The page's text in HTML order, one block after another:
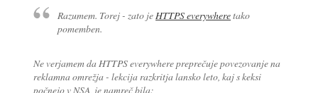
Razumem. Torej - zato jeHTTPS everywheretako
pomemben.
Ne verjamem da HTTPS everywhere preprečuje povezovanje na
reklamna omrežja - lekcija razkritja lansko leto, kaj s keksi
počnejo v NSA, je namreč bila: